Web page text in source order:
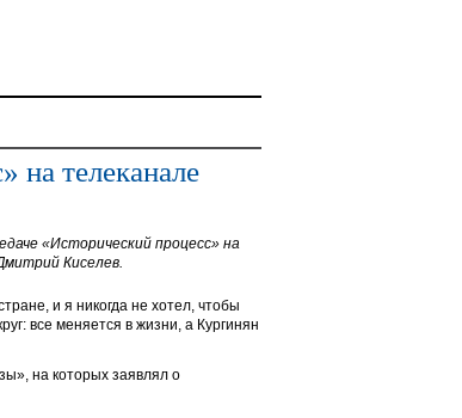
на телеканале
«Исторический процесс» на
Киселев.
и я никогда не хотел, чтобы
все меняется в жизни, а Кургинян
на которых заявлял о